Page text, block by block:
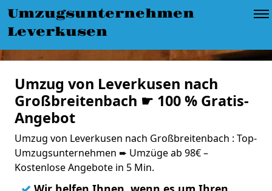
Umzugsunternehmen
Leverkusen
Umzug von Leverkusen nach
Großbreitenbach ☛ 100 % Gratis-
Angebot
Umzug von Leverkusen nach Großbreitenbach : Top-
Umzugsunternehmen ➨ Umzüge ab 98€ –
Kostenlose Angebote in 5 Min.